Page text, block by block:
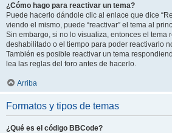
¿Cómo hago para reactivar un tema?
Puede hacerlo dándole clic al enlace que dice
viendo el mismo, puede “reactivar” el tema al
Sin embargo, si no lo visualiza, entonces el tema
deshabilitado o el tiempo para poder reactivarlo
También es posible reactivar un tema
lea las reglas del foro antes de hacerlo.
Arriba
Formatos y tipos de temas
¿Qué es el código BBCode?